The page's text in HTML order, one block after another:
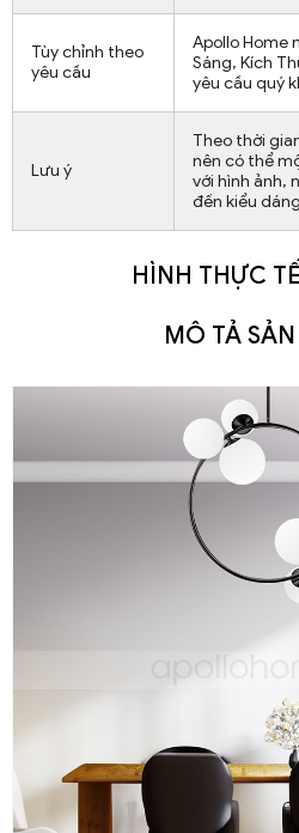
Tùy chỉnh theo
yêu cầu
Apollo Home
Sáng, Kích
yêu cầu quý
Lưu ý
Theo thời
nên có thể
với hình ảnh,
đến kiểu
HÌNH THỰC
MÔ TẢ